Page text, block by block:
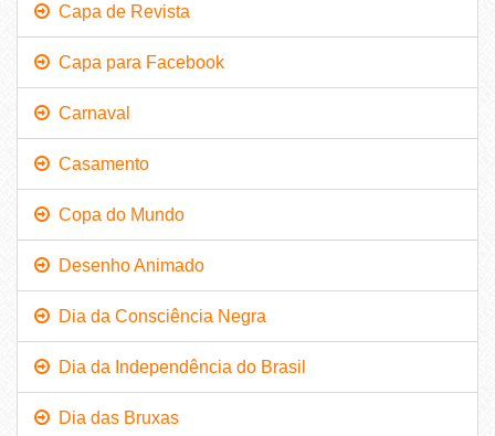
Capa de Revista
Capa para Facebook
Carnaval
Casamento
Copa do Mundo
Desenho Animado
Dia da Consciência Negra
Dia da Independência do Brasil
Dia das Bruxas